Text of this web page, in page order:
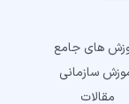
های جامع
سازمانی
مقالات